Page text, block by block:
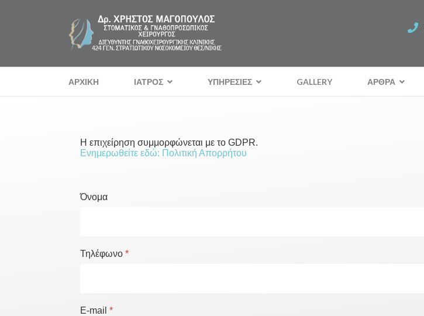
ΑΡΧΙΚΗ ΙΑΤΡΟΣ ΥΠΗΡΕΣΙΕΣ GALLERY ΑΡΘΡΑ
Η επιχείρηση συμμορφώνεται με το GDPR.
Ενημερωθείτε εδώ: Πολιτική Απορρήτου
Όνομα
Τηλέφωνο *
E-mail *